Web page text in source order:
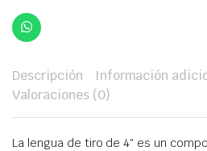
Descripción
Información
Valoraciones (0)
La lengua de tiro de 4″ es un